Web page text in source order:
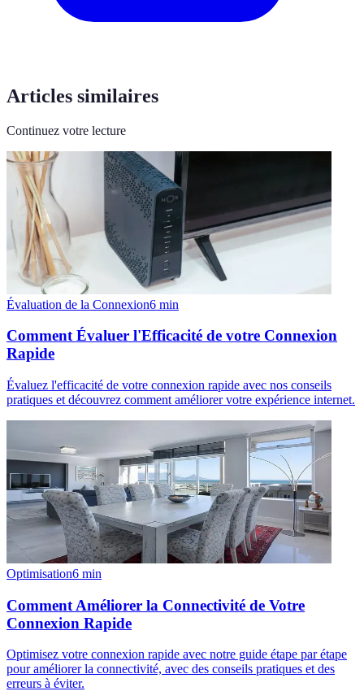
Articles similaires
Continuez votre lecture
Évaluation de la Connexion6 min
Comment Évaluer l'Efficacité de votre Connexion
Rapide
Évaluez l'efficacité de votre connexion rapide avec nos conseils
pratiques et découvrez comment améliorer votre expérience internet.
Optimisation6 min
Comment Améliorer la Connectivité de Votre
Connexion Rapide
Optimisez votre connexion rapide avec notre guide étape par étape
pour améliorer la connectivité, avec des conseils pratiques et des
erreurs à éviter.